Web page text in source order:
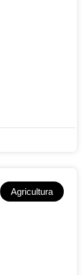
Agricultura